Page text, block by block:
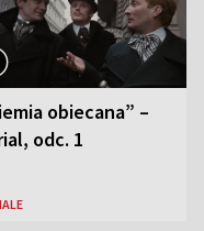
obiecana” –
odc. 1